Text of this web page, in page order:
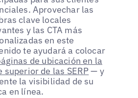
Aprovechar las
clave locales
y las CTA más
en este
te ayudará a colocar
de ubicación en la
superior de las SERP— y
la visibilidad de su
en línea.